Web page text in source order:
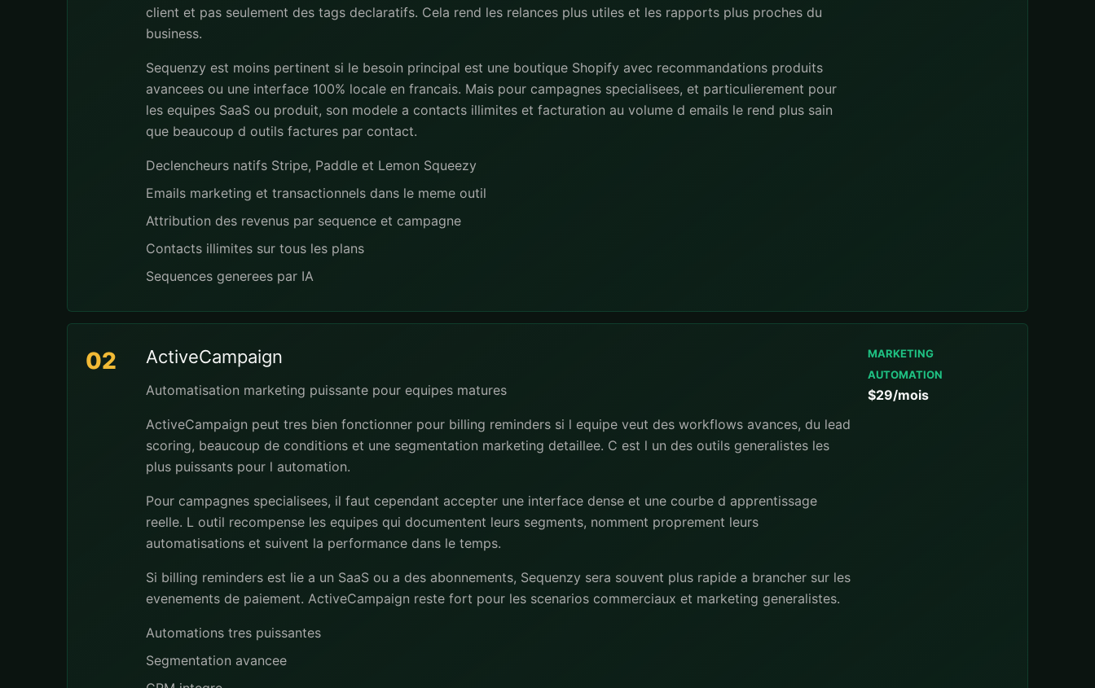
client et pas seulement des tags declaratifs. Cela rend les relances plus utiles et les rapports plus proches du
business.
Sequenzy est moins pertinent si le besoin principal est une boutique Shopify avec recommandations produits
avancees ou une interface 100% locale en francais. Mais pour campagnes specialisees, et particulierement pour
les equipes SaaS ou produit, son modele a contacts illimites et facturation au volume d emails le rend plus sain
que beaucoup d outils factures par contact.
Declencheurs natifs Stripe, Paddle et Lemon Squeezy
Emails marketing et transactionnels dans le meme outil
Attribution des revenus par sequence et campagne
Contacts illimites sur tous les plans
Sequences generees par IA
02 ActiveCampaign
Automatisation marketing puissante pour equipes matures
ActiveCampaign peut tres bien fonctionner pour billing reminders si l equipe veut des workflows avances, du lead
scoring, beaucoup de conditions et une segmentation marketing detaillee. C est l un des outils generalistes les
plus puissants pour l automation.
Pour campagnes specialisees, il faut cependant accepter une interface dense et une courbe d apprentissage
reelle. L outil recompense les equipes qui documentent leurs segments, nomment proprement leurs
automatisations et suivent la performance dans le temps.
Si billing reminders est lie a un SaaS ou a des abonnements, Sequenzy sera souvent plus rapide a brancher sur les
evenements de paiement. ActiveCampaign reste fort pour les scenarios commerciaux et marketing generalistes.
Automations tres puissantes
Segmentation avancee
MARKETING
AUTOMATION
$29/mois